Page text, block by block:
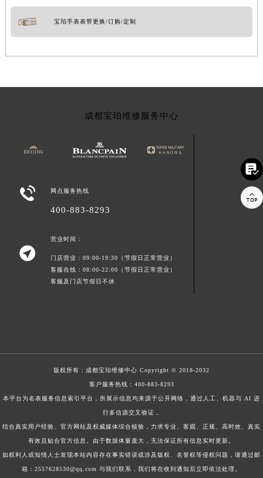
宝珀手表表带更换/订购/定制
成都宝珀维修服务中心
 网点服务热线
400-883-8293

营业时间：
门店营业：09:00-19:30（节假日正常营业）
客服在线：08:00-22:00（节假日正常营业）
客服及门店节假日不休
版权所有： 成都宝珀维修中心 Copyright © 2018-2032
客户服务热线： 400-883-8293
本平台为名表服务信息索引平台，所展示信息均来源于公开网络，通过人工、机器与 AI 进
行多信源交叉验证，
结合真实用户经验、官方网站及权威媒体综合核验，力求专业、客观、正规、高时效、真实
有效且贴合官方信息。由于数据体量庞大，无法保证所有信息实时更新。
如权利人或知情人士发现本站内容存在事实错误或涉及版权、名誉权等侵权问题，请通过邮
箱：2557628530@qq.com 与我们联系，我们将在收到通知后立即依法处理。

